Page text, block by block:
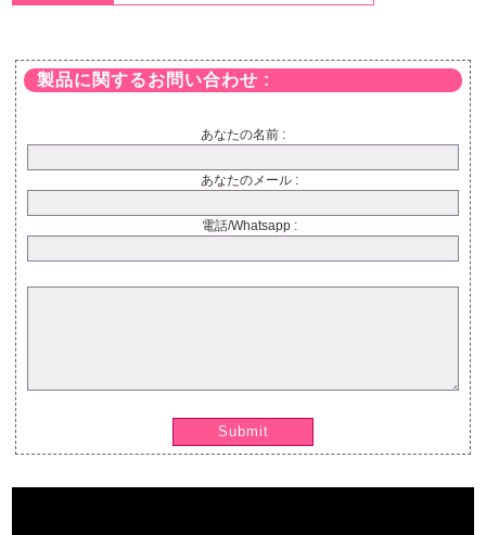
製品に関するお問い合わせ :
あなたの名前 :
あなたのメール :
電話/Whatsapp :
Submit